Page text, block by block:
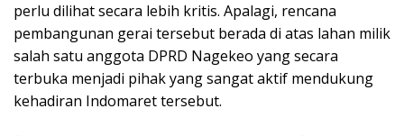
perlu dilihat secara lebih kritis. Apalagi, rencana
pembangunan gerai tersebut berada di atas lahan milik
salah satu anggota DPRD Nagekeo yang secara
terbuka menjadi pihak yang sangat aktif mendukung
kehadiran Indomaret tersebut.